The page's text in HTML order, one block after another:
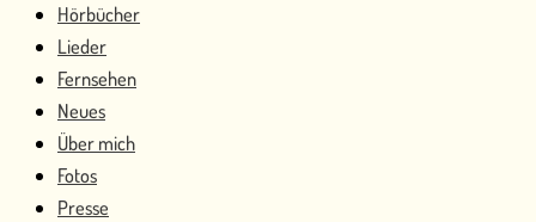
Hörbücher
Lieder
Fernsehen
Neues
Über mich
Fotos
Presse